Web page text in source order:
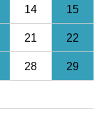
14 15
21 22
28 29